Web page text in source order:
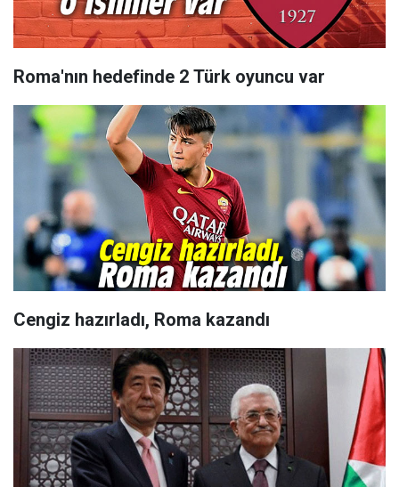
Roma'nın hedefinde 2 Türk oyuncu var
Cengiz hazırladı, Roma kazandı